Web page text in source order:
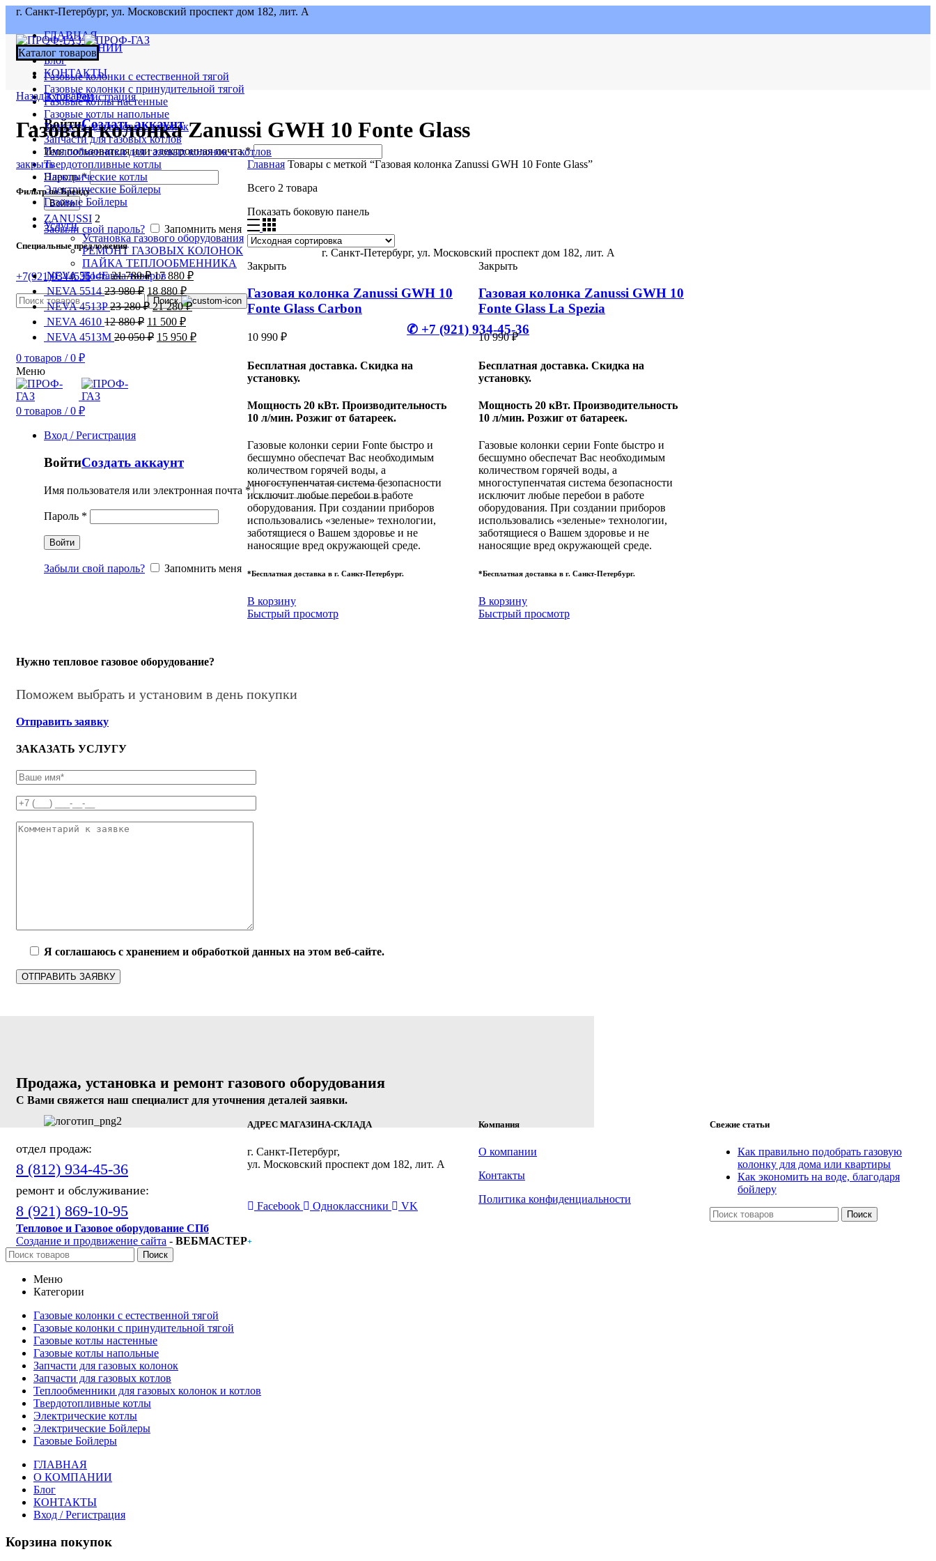
г. Санкт-Петербург, ул. Московский проспект дом 182, лит. А
ГЛАВНАЯ
О КОМПАНИИ
Блог
КОНТАКТЫ
Вход / Регистрация
ВойтиСоздать аккаунт
Имя пользователя или электронная почта*
Пароль*
Войти
Забыли свой пароль?
Запомнить меня
г. Санкт-Петербург, ул. Московский проспект дом 182, лит. А
+7(921)9344536
Каталог товаров
Газовые колонки с естественной тягой
Газовые колонки с принудительной тягой
Газовые котлы настенные
Газовые котлы напольные
Запчасти для газовых колонок
Запчасти для газовых котлов
Теплообменники для газовых колонок и котлов
Твердотопливные котлы
Электрические котлы
Электрические Бойлеры
Газовые Бойлеры
Услуги
Установка газового оборудования
РЕМОНТ ГАЗОВЫХ КОЛОНОК
ПАЙКА ТЕПЛООБМЕННИКА
Доставка товаров
Поиск
✆ +7 (921) 934-45-36
0 товаров / 0 ₽
Меню
0 товаров / 0 ₽
Вход / Регистрация
ВойтиСоздать аккаунт
Имя пользователя или электронная почта *
Пароль *
Войти
Забыли свой пароль? Запомнить меня
Назад к товарам
Газовая колонка Zanussi GWH 10 Fonte Glass
Главная Товары с меткой “Газовая колонка Zanussi GWH 10 Fonte Glass”
Всего 2 товара
Показать боковую панель
Закрыть
Газовая колонка Zanussi GWH 10
Fonte Glass Carbon
10 990 ₽
Бесплатная доставка. Скидка на
установку.
Мощность 20 кВт. Производительность
10 л/мин. Розжиг от батареек.
Газовые колонки серии Fonte быстро и
бесшумно обеспечат Вас необходимым
количеством горячей воды, а
многоступенчатая система безопасности
исключит любые перебои в работе
оборудования. При создании приборов
использовались «зеленые» технологии,
заботящиеся о Вашем здоровье и не
наносящие вред окружающей среде.
*Бесплатная доставка в г. Санкт-Петербург.
В корзину
Быстрый просмотр
Закрыть
Газовая колонка Zanussi GWH 10
Fonte Glass La Spezia
10 990₽
Бесплатная доставка. Скидка на
установку.
Мощность 20 кВт. Производительность
10 л/мин. Розжиг от батареек.
Газовые колонки серии Fonte быстро и
бесшумно обеспечат Вас необходимым
количеством горячей воды, а
многоступенчатая система безопасности
исключит любые перебои в работе
оборудования. При создании приборов
использовались «зеленые» технологии,
заботящиеся о Вашем здоровье и не
наносящие вред окружающей среде.
*Бесплатная доставка в г. Санкт-Петербург.
В корзину
Быстрый просмотр
закрыть
Фильтр по Бренду
ZANUSSI 2
Специальные предложения
NEVA 5514Е21 780₽ 17 880 ₽
NEVA 551423 980₽ 18 880₽
NEVA 4513P23 280₽ 21 280₽
NEVA 4610 12 880₽ 11 500 ₽
NEVA 4513M 20 050₽ 15 950 ₽
Нужно тепловое газовое оборудование?
Поможем выбрать и установим в день покупки
Отправить заявку
ЗАКАЗАТЬ УСЛУГУ
Я соглашаюсь с хранением и обработкой данных на этом веб-сайте.
Продажа, установка и ремонт газового оборудования
С Вами свяжется наш специалист для уточнения деталей заявки.
отдел продаж:
8 (812) 934-45-36
ремонт и обслуживание:
8 (921) 869-10-95
АДРЕС МАГАЗИНА-СКЛАДА
г. Санкт-Петербург,
ул. Московский проспект дом 182, лит. А
Facebook
Одноклассники VK
Компания
О компании
Контакты
Политика конфиденциальности
Свежие статьи
Как правильно подобрать газовую
колонку для дома или квартиры
Как экономить на воде, благодаря
бойлеру
Поиск
Тепловое и Газовое оборудование СПб
Создание и продвижение сайта - ВЕБМАСТЕР+
Поиск
Меню
Категории
Газовые колонки с естественной тягой
Газовые колонки с принудительной тягой
Газовые котлы настенные
Газовые котлы напольные
Запчасти для газовых колонок
Запчасти для газовых котлов
Теплообменники для газовых колонок и котлов
Твердотопливные котлы
Электрические котлы
Электрические Бойлеры
Газовые Бойлеры
ГЛАВНАЯ
О КОМПАНИИ
Блог
КОНТАКТЫ
Вход / Регистрация
Корзина покупок